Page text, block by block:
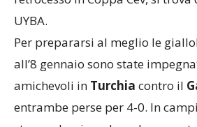
retrocesso in Coppa Cev, si trova
Per prepararsi al meglio le
all’8 gennaio sono state
entrambe perse per 4-0. In